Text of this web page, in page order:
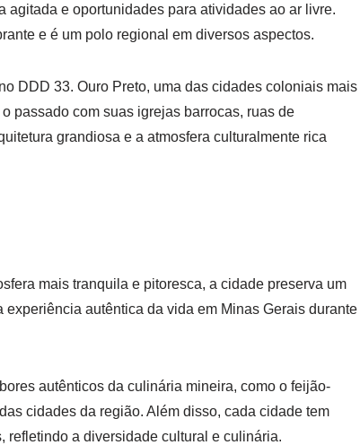
e oportunidades para atividades ao ar livre.
e é um polo regional em diversos aspectos.
DDD 33. Ouro Preto, uma das cidades coloniais mais
passado com suas igrejas barrocas, ruas de
grandiosa e a atmosfera culturalmente rica
mais tranquila e pitoresca, a cidade preserva um
autêntica da vida em Minas Gerais durante
autênticos da culinária mineira, como o feijão-
cidades da região. Além disso, cada cidade tem
a diversidade cultural e culinária.